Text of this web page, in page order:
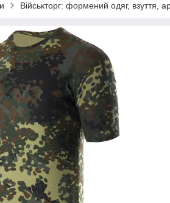
Військторг: формений одяг, взуття,